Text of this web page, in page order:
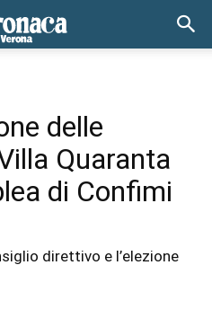
delle
Quaranta
di Confimi
direttivo e l’elezione